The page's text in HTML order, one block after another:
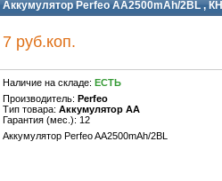
Аккумулятор Perfeo AA2500mAh/2BL ,
7 руб.коп.
Наличие на складе: ЕСТЬ
Производитель: Perfeo
Тип товара: Аккумулятор AA
Гарантия (мес.): 12
Аккумулятор Perfeo AA2500mAh/2BL